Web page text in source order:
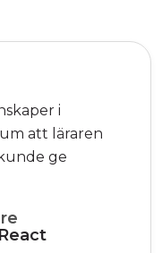
i
att läraren
ge